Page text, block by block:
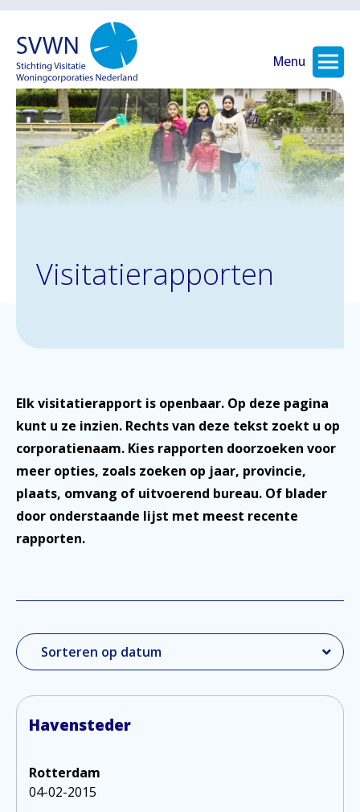
Menu
Visitatierapporten
Elk visitatierapport is openbaar. Op deze pagina
kunt u ze inzien. Rechts van deze tekst zoekt u op
corporatienaam. Kies rapporten doorzoeken voor
meer opties, zoals zoeken op jaar, provincie,
plaats, omvang of uitvoerend bureau. Of blader
door onderstaande lijst met meest recente
rapporten.
Havensteder
Rotterdam
04-02-2015